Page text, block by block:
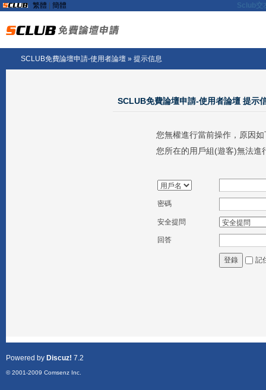
繁體 簡體 Sclub交
SCLUB免費論壇申請-使用者論壇» 提示信息
SCLUB免費論壇申請-使用者論壇 提示
您無權進行當前操作，原因如
您所在的用戶組(遊客)無法進
密碼
安全提問
回答
登錄 記
Powered by Discuz! 7.2
© 2001-2009 Comsenz Inc.